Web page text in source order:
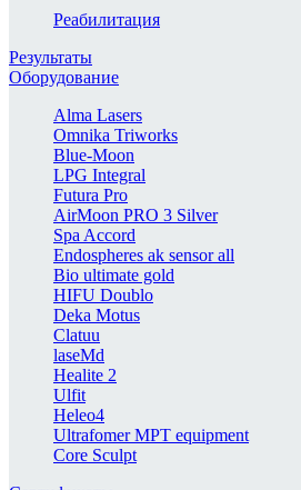
Реабилитация
Результаты
Оборудование
Alma Lasers
Omnika Triworks
Blue-Moon
LPG Integral
Futura Pro
AirMoon PRO 3 Silver
Spa Accord
Endospheres ak sensor all
Bio ultimate gold
HIFU Doublo
Deka Motus
Clatuu
laseMd
Healite 2
Ulfit
Heleo4
Ultrafomer MPT equipment
Core Sculpt